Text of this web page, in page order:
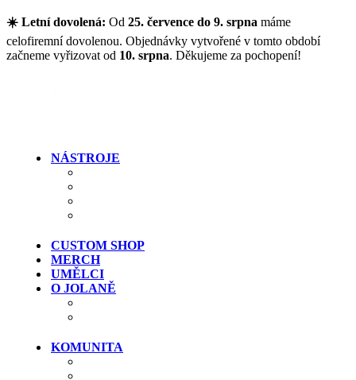
Přejít na hlavní obsah
☀️ Letní dovolená: Od 25. července do 9. srpna máme
celofiremní dovolenou. Objednávky vytvořené v tomto období
začneme vyřizovat od 10. srpna. Děkujeme za pochopení!
NÁSTROJE
CUSTOM SHOP
MERCH
UMĚLCI
O JOLANĚ
KOMUNITA